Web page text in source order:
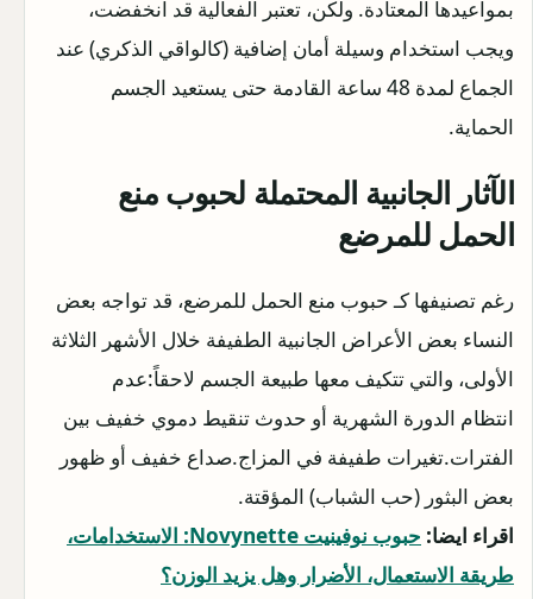
بمواعيدها المعتادة. ولكن، تعتبر الفعالية قد انخفضت،
ويجب استخدام وسيلة أمان إضافية (كالواقي الذكري) عند
الجماع لمدة 48 ساعة القادمة حتى يستعيد الجسم
الحماية.
الآثار الجانبية المحتملة لحبوب منع
الحمل للمرضع
رغم تصنيفها كـ حبوب منع الحمل للمرضع، قد تواجه بعض
النساء بعض الأعراض الجانبية الطفيفة خلال الأشهر الثلاثة
الأولى، والتي تتكيف معها طبيعة الجسم لاحقاً:عدم
انتظام الدورة الشهرية أو حدوث تنقيط دموي خفيف بين
الفترات.تغيرات طفيفة في المزاج.صداع خفيف أو ظهور
بعض البثور (حب الشباب) المؤقتة.
اقراء ايضا:
حبوب نوفينيت Novynette: الاستخدامات،
طريقة الاستعمال، الأضرار وهل يزيد الوزن؟